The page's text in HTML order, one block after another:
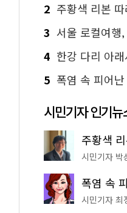
2 주황색 리본 따라 한강부터
3 서울 로컬여행, 여기
4 한강 다리 아래서 영
5 폭염 속 피어난 진분홍
시민기자 인기뉴
시민기자 박
시민기자 최